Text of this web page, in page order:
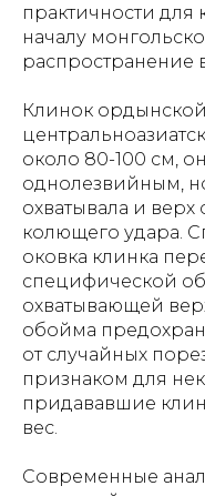
практичности для
началу
распространение
Клинок
около 80-100 см,
однолезвийным,
охватывала и верх
колющего удара.
оковка клинка
специфической
охватывающей
обойма
от случайных
признаком для
придававшие
вес.
Современные